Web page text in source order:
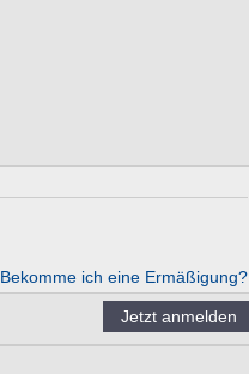
Bekomme ich eine Ermäßigung?
Jetzt anmelden